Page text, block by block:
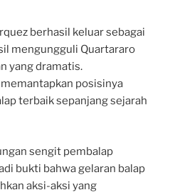
berhasil keluar sebagai
mengungguli Quartararo
yang dramatis.
posisinya
terbaik sepanjang sejarah
sengit pembalap
bukti bahwa gelaran balap
aksi-aksi yang